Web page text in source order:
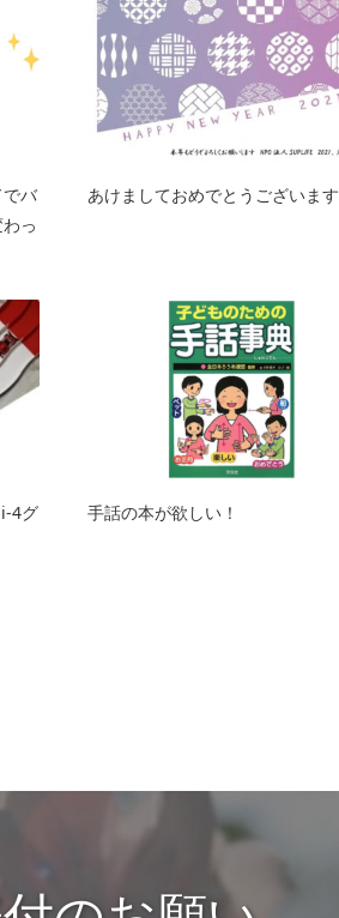
バ
っ
あけましておめでとうございます
4グ
手話の本が欲しい！